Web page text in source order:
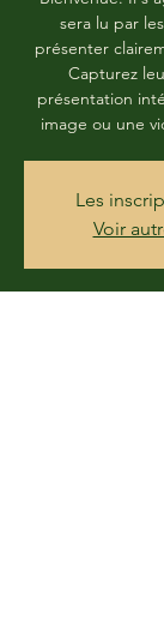
sera lu par
présenter
Capturez
présentation
image ou une
Les
Voir